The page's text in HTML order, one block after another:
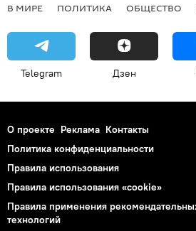
В МИРЕ ПОЛИТИКА ОБЩЕСТВО
Telegram Дзен
О проекте Реклама Контакты
Политика конфиденциальности
Правила использования
Правила использования «cookie»
Правила применения
технологий